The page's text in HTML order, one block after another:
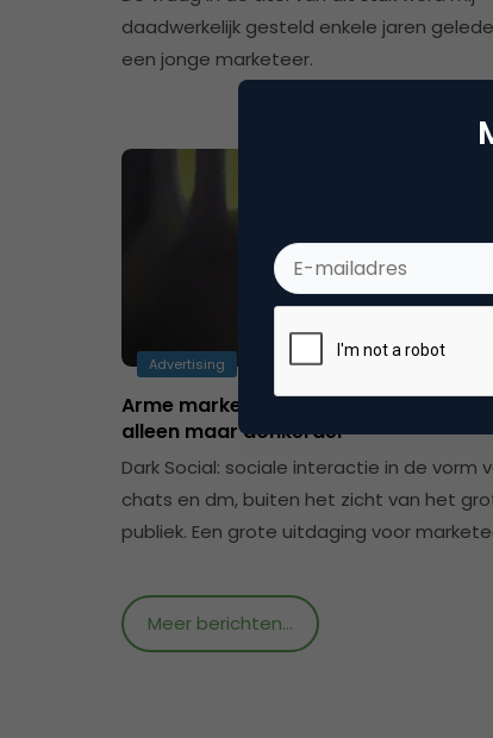
daadwerkelijk gesteld enkele jaren
een jonge marketeer.
Advertising
Arme marketeers: Het ‘Dark Social’
alleen maar donkerder
Dark Social: sociale interactie in de vorm
chats en dm, buiten het zicht van het
publiek. Een grote uitdaging voor
Meer berichten...